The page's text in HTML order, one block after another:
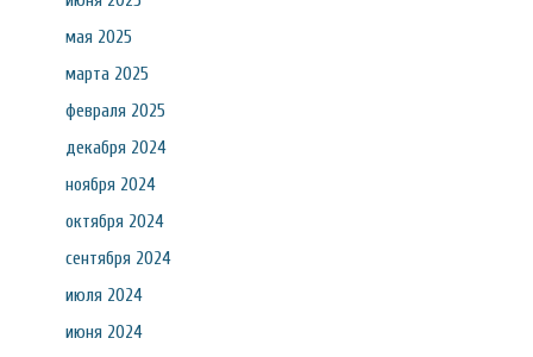
мая 2025
марта 2025
февраля 2025
декабря 2024
ноября 2024
октября 2024
сентября 2024
июля 2024
июня 2024